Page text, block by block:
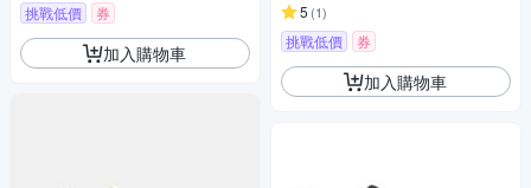
挑戰低價 券
加入購物車
5 (1)
挑戰低價 券
加入購物車